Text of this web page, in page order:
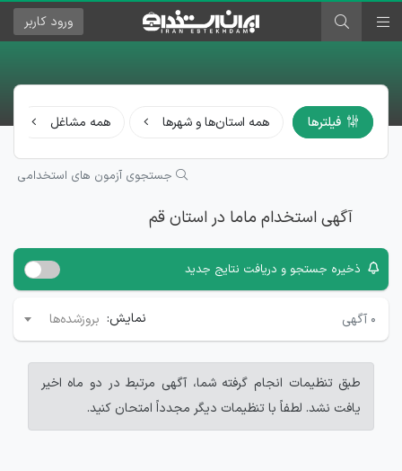
ورود کاربر
فیلترها همه استان‌ها و شهرها همه مشاغل
جستجوی آزمون های استخدامی
آگهی استخدام ماما در استان قم
ذخیره جستجو و دریافت نتایج جدید
۰ آگهی نمایش: بروزشده‌ها
طبق تنظیمات انجام گرفته شما، آگهی مرتبط در دو ماه اخیر
یافت نشد. لطفاً با تنظیمات دیگر مجدداً امتحان کنید.